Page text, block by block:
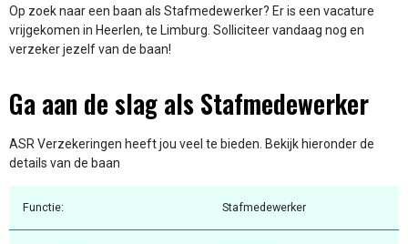
Op zoek naar een baan als Stafmedewerker? Er is een vacature
vrijgekomen in Heerlen, te Limburg. Solliciteer vandaag nog en
verzeker jezelf van de baan!
Ga aan de slag als Stafmedewerker
ASR Verzekeringen heeft jou veel te bieden. Bekijk hieronder de
details van de baan
Functie: Stafmedewerker